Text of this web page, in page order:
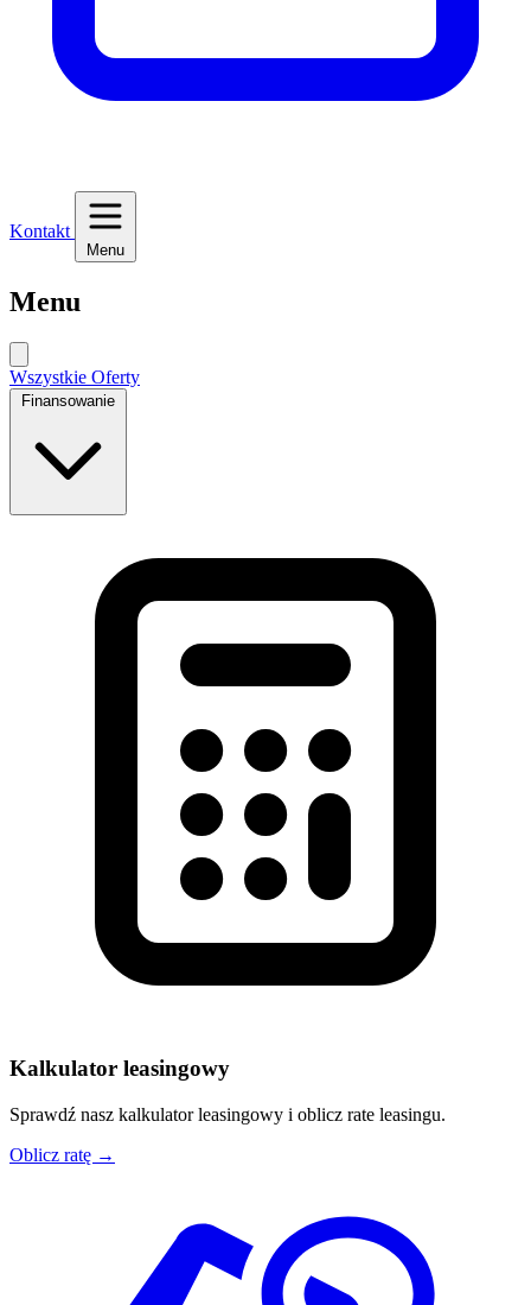
Kontakt
Menu
Menu
Wszystkie Oferty
Finansowanie
Kalkulator leasingowy
Sprawdź nasz kalkulator leasingowy i oblicz rate leasingu.
Oblicz ratę →